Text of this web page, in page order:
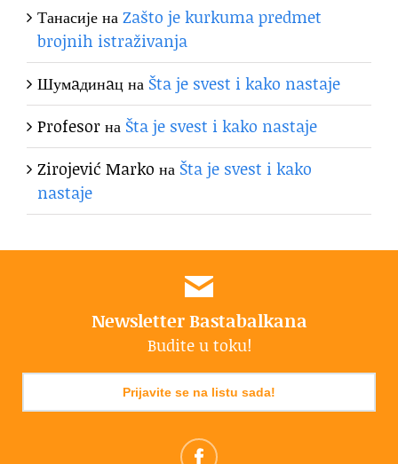
ТанасијенаZašto je kurkuma predmet
brojnih istraživanja
Шумaдинaцна Šta je svest i kako nastaje
Profesorна Šta je svest i kako nastaje
Zirojević Marko на Šta je svest i kako
nastaje
Newsletter Bastabalkana
Budite u toku!
Prijavite se na listu sada!